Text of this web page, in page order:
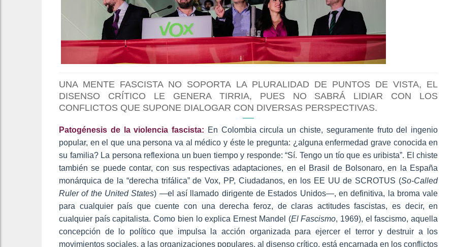
UNA MENTE FASCISTA NO SOPORTA LA PLURALIDAD DE PUNTOS DE VISTA, EL
DISENSO CRÍTICO LE GENERA TIRRIA, PUES NO SABRÁ LIDIAR CON LOS
CONFLICTOS QUE SUPONE DIALOGAR CON DIVERSAS PERSPECTIVAS.
Patogénesis de la violencia fascista: En Colombia circula un chiste, seguramente fruto del ingenio
popular, en el que una persona va al médico y éste le pregunta: ¿alguna enfermedad grave conocida en
su familia? La persona reflexiona un buen tiempo y responde: “Sí. Tengo un tío que es uribista”. El chiste
también se puede contar, con sus respectivas adaptaciones, en el Brasil de Bolsonaro, en la España
monárquica de la “derecha trifálica” de Vox, PP, Ciudadanos, en los EE UU de SCROTUS (So-Called
Ruler of the United States) —el así llamado dirigente de Estados Unidos—, en definitiva, la broma vale
para cualquier país que cuente con una derecha feroz, de claras actitudes fascistas, es decir, en
cualquier país capitalista. Como bien lo explica Ernest Mandel (El Fascismo, 1969), el fascismo, aquella
concepción de lo político que impulsa la acción organizada para ejercer el terror y destruir a los
movimientos sociales, a las organizaciones populares, al disenso crítico, está encarnada en los conflictos